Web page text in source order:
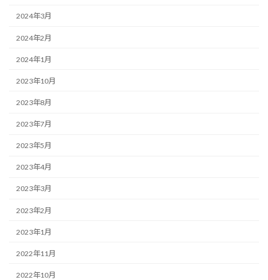
2024年3月
2024年2月
2024年1月
2023年10月
2023年8月
2023年7月
2023年5月
2023年4月
2023年3月
2023年2月
2023年1月
2022年11月
2022年10月